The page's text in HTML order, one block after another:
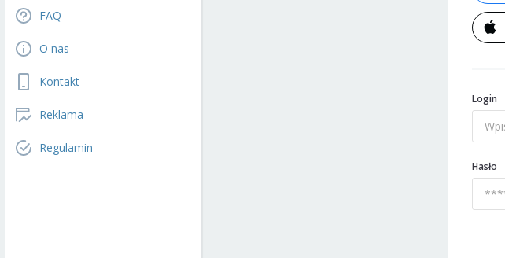
FAQ
O nas
Kontakt
Reklama
Regulamin
Login
Hasło